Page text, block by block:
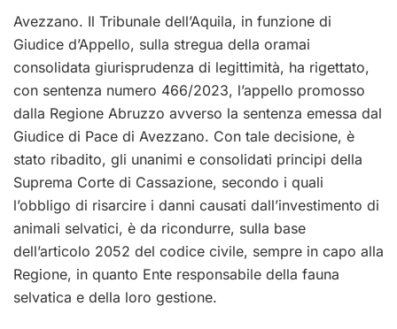
Avezzano. Il Tribunale dell’Aquila, in funzione di
Giudice d’Appello, sulla stregua della oramai
consolidata giurisprudenza di legittimità, ha rigettato,
con sentenza numero 466/2023, l’appello promosso
dalla Regione Abruzzo avverso la sentenza emessa dal
Giudice di Pace di Avezzano. Con tale decisione, è
stato ribadito, gli unanimi e consolidati principi della
Suprema Corte di Cassazione, secondo i quali
l’obbligo di risarcire i danni causati dall’investimento di
animali selvatici, è da ricondurre, sulla base
dell’articolo 2052 del codice civile, sempre in capo alla
Regione, in quanto Ente responsabile della fauna
selvatica e della loro gestione.